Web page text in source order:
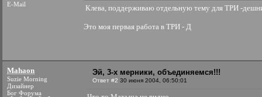
E-Mail
Клева, поддерживаю отдельную тему для ТРИ -
Это моя первая работа в ТРИ - Д
Mahaon
Suzie Morning
Дизайнер
Бог Форума
Эй, 3-х мерники, объединяемся!!!
Ответ #2 30 июня 2004, 06:50:01